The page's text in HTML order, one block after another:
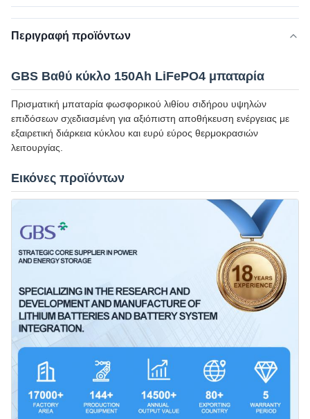
Περιγραφή προϊόντων
GBS Βαθύ κύκλο 150Ah LiFePO4 μπαταρία
Πρισματική μπαταρία φωσφορικού λιθίου σιδήρου υψηλών
επιδόσεων σχεδιασμένη για αξιόπιστη αποθήκευση ενέργειας με
εξαιρετική διάρκεια κύκλου και ευρύ εύρος θερμοκρασιών
λειτουργίας.
Εικόνες προϊόντων